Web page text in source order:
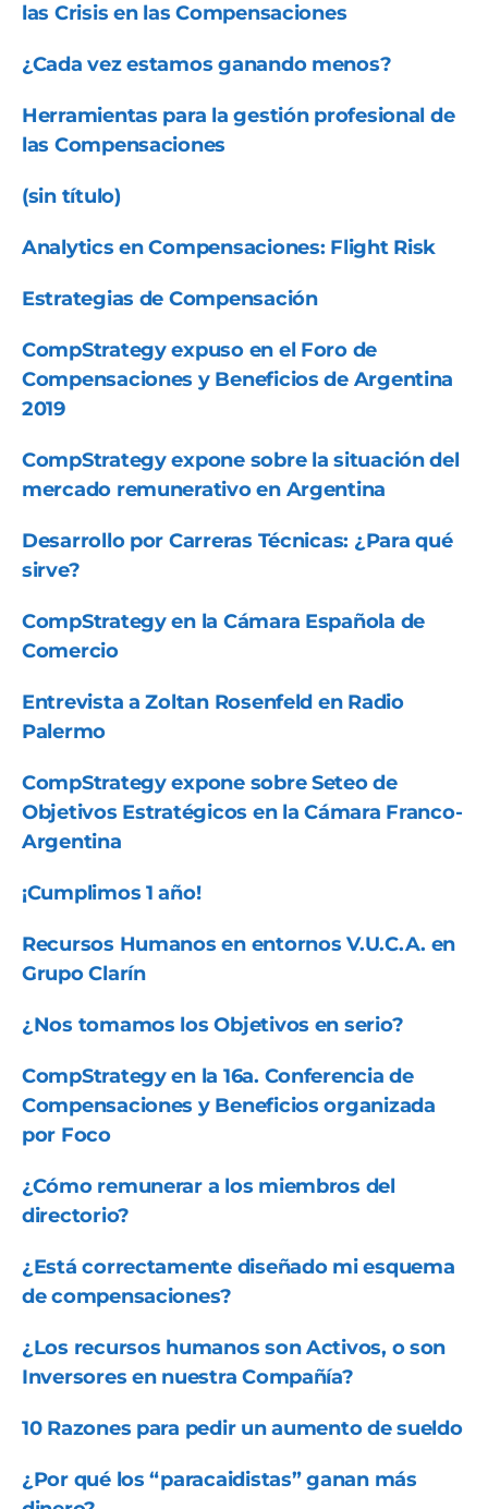
las Crisis en las Compensaciones
¿Cada vez estamos ganando menos?
Herramientas para la gestión profesional de
las Compensaciones
(sin título)
Analytics en Compensaciones: Flight Risk
Estrategias de Compensación
CompStrategy expuso en el Foro de
Compensaciones y Beneficios de Argentina
2019
CompStrategy expone sobre la situación del
mercado remunerativo en Argentina
Desarrollo por Carreras Técnicas: ¿Para qué
sirve?
CompStrategy en la Cámara Española de
Comercio
Entrevista a Zoltan Rosenfeld en Radio
Palermo
CompStrategy expone sobre Seteo de
Objetivos Estratégicos en la Cámara Franco-
Argentina
¡Cumplimos 1 año!
Recursos Humanos en entornos V.U.C.A. en
Grupo Clarín
¿Nos tomamos los Objetivos en serio?
CompStrategy en la 16a. Conferencia de
Compensaciones y Beneficios organizada
por Foco
¿Cómo remunerar a los miembros del
directorio?
¿Está correctamente diseñado mi esquema
de compensaciones?
¿Los recursos humanos son Activos, o son
Inversores en nuestra Compañía?
10 Razones para pedir un aumento de sueldo
¿Por qué los “paracaidistas” ganan más